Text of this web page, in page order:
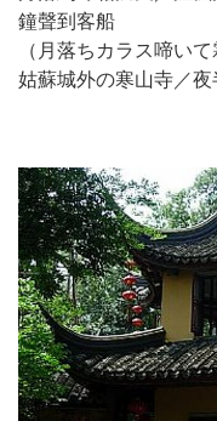
鐘聲到客船
（月落ちカラス啼い
姑蘇城外の寒山寺／夜